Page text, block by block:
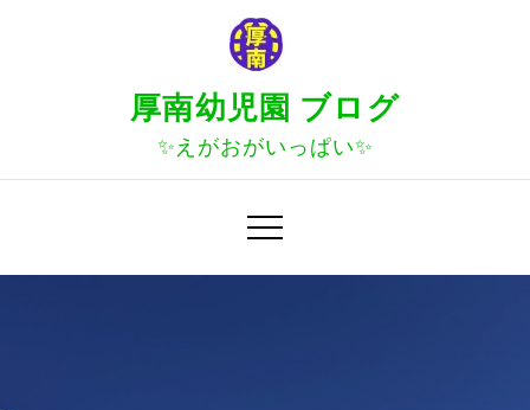
厚南幼児園 ブログ
✨えがおがいっぱい✨